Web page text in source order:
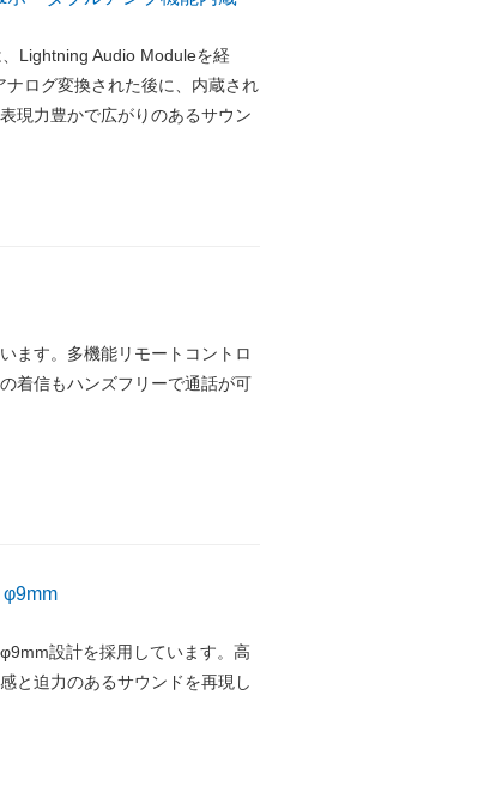
Lightning Audio Moduleを経
ログ変換された後に、内蔵され
現力豊かで広がりのあるサウン
ます。多機能リモートコントロ
着信もハンズフリーで通話が可
φ9mm
設計を採用しています。高
と迫力のあるサウンドを再現し